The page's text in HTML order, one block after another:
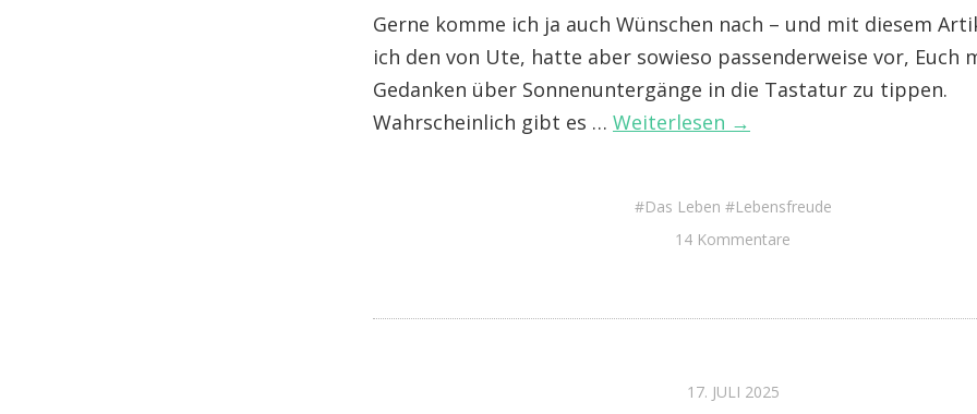
Gerne komme ich ja auch Wünschen nach – und mit diesem
ich den von Ute, hatte aber sowieso passenderweise vor, Euch
Gedanken über Sonnenuntergänge in die Tastatur zu tippen.
Wahrscheinlich gibt es … Weiterlesen →
Das Leben
Lebensfreude
14 Kommentare
17. JULI 2025